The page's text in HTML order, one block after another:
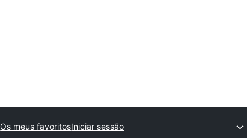
Os meus favoritosIniciar sessão